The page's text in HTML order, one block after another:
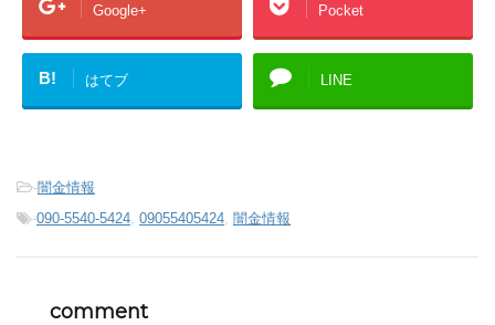
Google+ Pocket
B! はてブ LINE
-闇金情報
-090-5540-5424, 09055405424, 闇金情報
comment